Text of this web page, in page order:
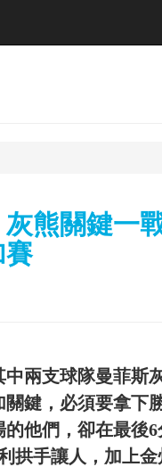
熊關鍵一
賽
兩支球隊曼菲斯
鍵，必須要拿下
他們，卻在最後
拱手讓人，加上